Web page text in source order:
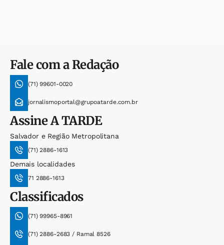
Fale com a Redação
(71) 99601-0020
jornalismoportal@grupoatarde.com.br
AssineA TARDE
Salvador e Região Metropolitana
(71) 2886-1613
Demais localidades
71 2886-1613
Classificados
(71) 99965-8961
(71) 2886-2683 / Ramal 8526